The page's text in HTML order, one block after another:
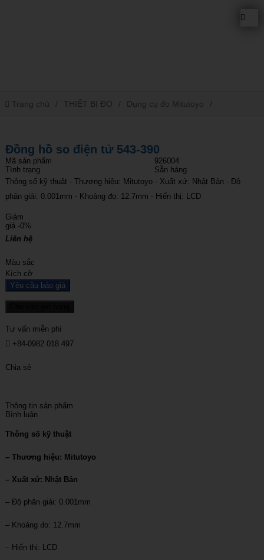
Trang chủ THIẾT BỊ ĐO Dụng cụ đo Mitutoyo
Đồng hồ so điện tử 543-390
Mã sản phẩm
926004
Tình trạng
Sẵn hàng
Thông số kỹ thuật - Thương hiệu: Mitutoyo - Xuất xứ: Nhật Bản - Độ
phân giải: 0.001mm - Khoảng đo: 12.7mm - Hiển thị: LCD
Giảm
giá-0%
Liên hệ
Màu sắc
Kích cỡ
Yêu cầu báo giá
Tư vấn miễn phí
+84-0982 018 497
Chia sẻ
Thông tin sản phẩm
Bình luận
Thông số kỹ thuật
– Thương hiệu: Mitutoyo
– Xuất xứ: Nhật Bản
– Độ phân giải: 0.001mm
– Khoảng đo: 12.7mm
– Hiển thị: LCD